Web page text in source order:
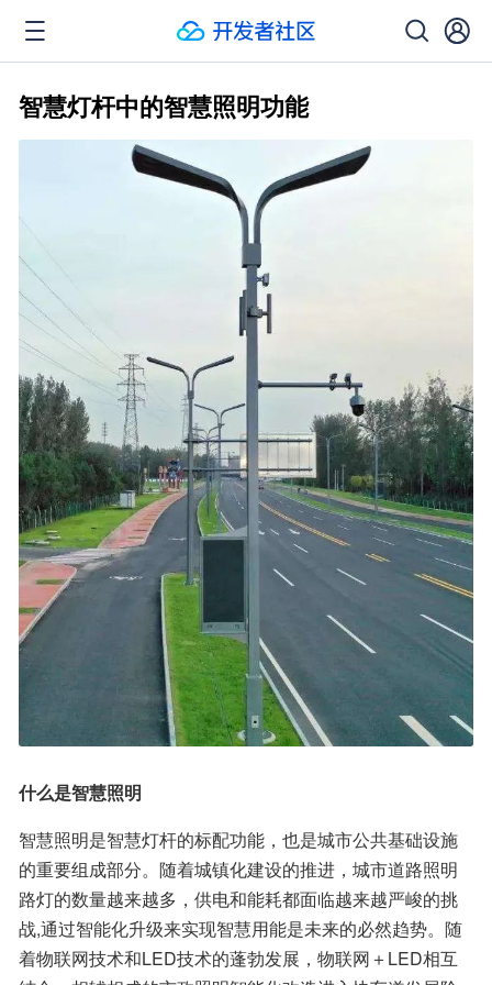
智慧灯杆中的智慧照明功能
什么是智慧照明
智慧照明是智慧灯杆的标配功能，也是城市公共基础设施
的重要组成部分。随着城镇化建设的推进，城市道路照明
路灯的数量越来越多，供电和能耗都面临越来越严峻的挑
战,通过智能化升级来实现智慧用能是未来的必然趋势。随
着物联网技术和LED技术的蓬勃发展，物联网＋LED相互